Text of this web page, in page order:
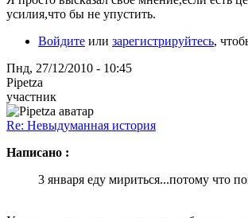
усилия,что бы не упустить.
Войдите или зарегистрируйтесь,
Пнд, 27/12/2010 - 10:45
Pipetza
участник
Re: Невыдуманная история
Написано :
3 января еду мириться...потому что